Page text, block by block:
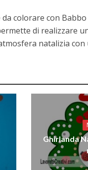
da colorare con
di realizzare
natalizia
Ghirlanda